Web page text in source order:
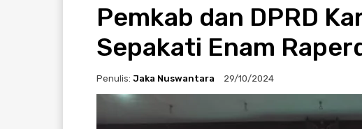
Pemkab dan DPRD
Sepakati Enam
Penulis: Jaka Nuswantara 29/10/2024